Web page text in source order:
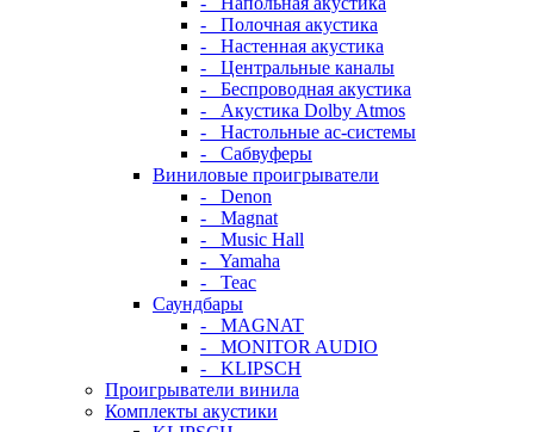
- Полочная акустика
- Настенная акустика
- Центральные каналы
- Беспроводная акустика
- Акустика Dolby Atmos
- Настольные ас-системы
- Сабвуферы
Виниловые проигрыватели
- Denon
- Magnat
- Music Hall
- Yamaha
- Teac
Саундбары
- MAGNAT
- MONITOR AUDIO
- KLIPSCH
Проигрыватели винила
Комплекты акустики